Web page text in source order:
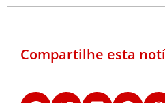
Compartilhe esta